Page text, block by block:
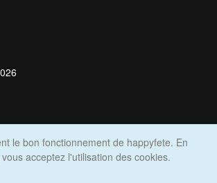
le bon fonctionnement de happyfete. En
acceptez l'utilisation des cookies.